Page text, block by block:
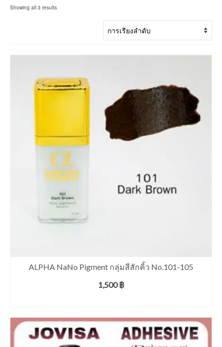
Showing all 3 results
ALPHA NaNo Pigment กลุ่มสีสักคิ้ว No.101-105
1,500฿